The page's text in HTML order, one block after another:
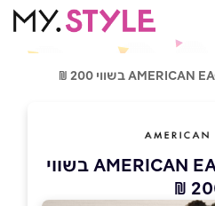
שובר לרשת AMERICAN EAGLE בשווי